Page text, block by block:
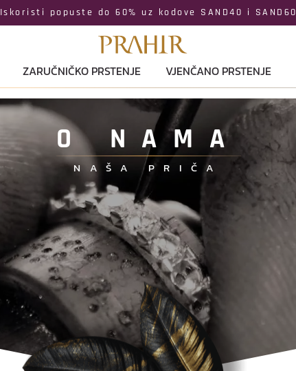
Iskoristi popuste do 60% uz kodove SAND40 i SAND60
ZARUČNIČKO PRSTENJE VJENČANO PRSTENJE
O NAMA
NAŠA PRIČA